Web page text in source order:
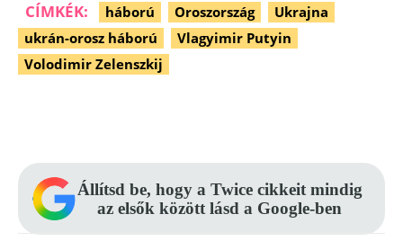
CÍMKÉK: háború Oroszország
Ukrajna
ukrán-orosz háború
Vlagyimir Putyin
Volodimir Zelenszkij
Állítsd be, hogy a Twice cikkeit mindig
az elsők között lásd a Google-ben